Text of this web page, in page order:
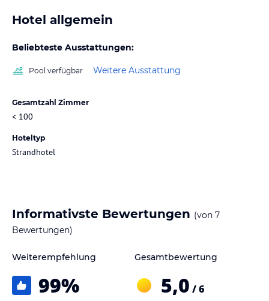
Hotel allgemein
Beliebteste Ausstattungen:
Pool verfügbar Weitere Ausstattung
Gesamtzahl Zimmer
< 100
Hoteltyp
Strandhotel
Informativste Bewertungen (von 7
Bewertungen)
Weiterempfehlung
99%
Gesamtbewertung
5,0 / 6